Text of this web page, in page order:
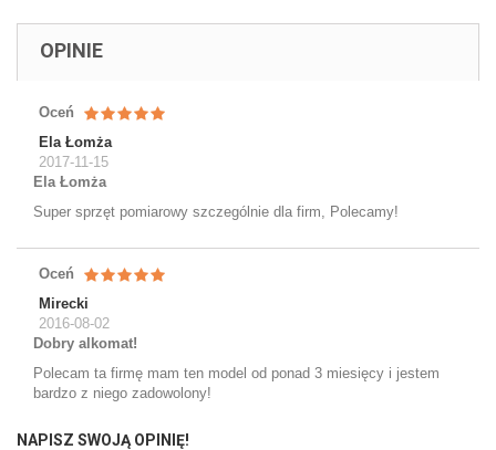
OPINIE
Oceń
Ela Łomża
2017-11-15
Ela Łomża
Super sprzęt pomiarowy szczególnie dla firm, Polecamy!
Oceń
Mirecki
2016-08-02
Dobry alkomat!
Polecam ta firmę mam ten model od ponad 3 miesięcy i jestem
bardzo z niego zadowolony!
NAPISZ SWOJĄ OPINIĘ!